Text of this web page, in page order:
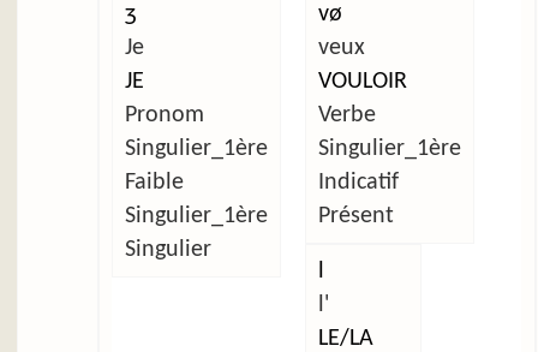
ʒ
Je
JE
Pronom
Singulier_1ère
Faible
Singulier_1ère
Singulier
vø
veux
VOULOIR
Verbe
Singulier_1ère
Indicatif
Présent
l'
LE/LA